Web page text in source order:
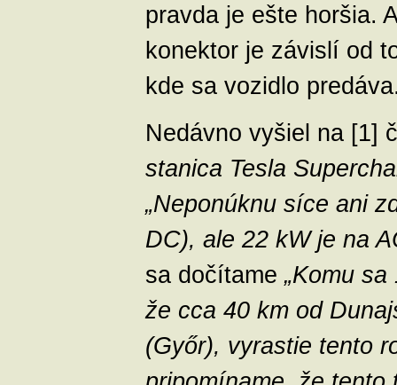
pravda je ešte horšia.
konektor je závislí od
kde sa vozidlo
Nedávno vyšiel na [1]
stanica Tesla
„Neponúknu síce ani
DC), ale 22 kW je na
sa dočítame „Komu
že cca 40 km od
(Győr), vyrastie tento